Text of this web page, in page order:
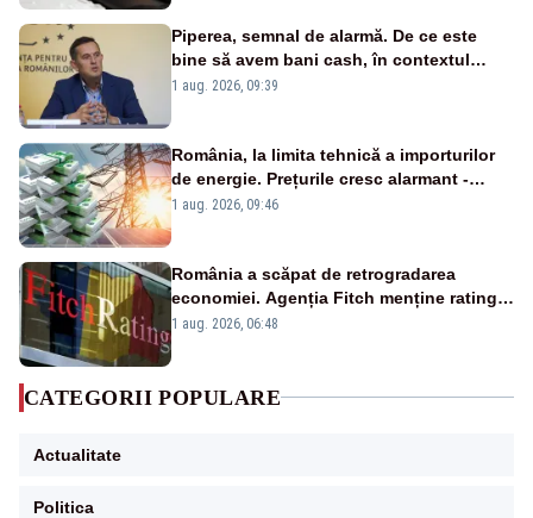
Piperea, semnal de alarmă. De ce este
bine să avem bani cash, în contextul
alertei energetice?
1 aug. 2026, 09:39
România, la limita tehnică a importurilor
de energie. Prețurile cresc alarmant -
Analiză Realitatea Plus
1 aug. 2026, 09:46
România a scăpat de retrogradarea
economiei. Agenția Fitch menține ratingul
„BBB-” cu perspectivă negativă
1 aug. 2026, 06:48
CATEGORII POPULARE
Actualitate
Politica